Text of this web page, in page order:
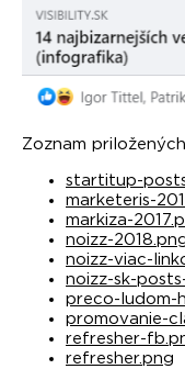
Zoznam
startitup-
marketeris-
markiza-
noizz-
noizz-viac-
noizz-sk-
preco-ludom-
promovanie-
refresher-
refresher.png